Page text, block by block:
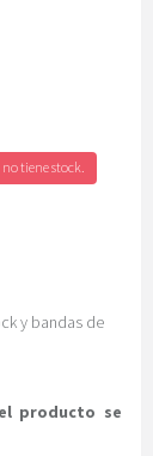
tiene stock.
y bandas de
producto se